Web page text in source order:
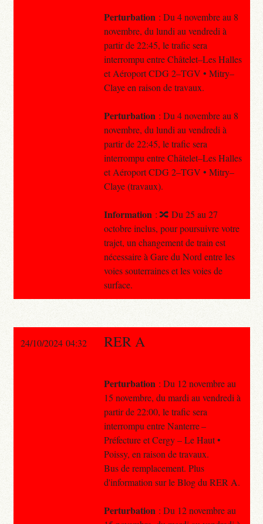
Perturbation : Du 4 novembre au 8
novembre, du lundi au vendredi à
partir de 22:45, le trafic sera
interrompu entre Châtelet–Les Halles
et Aéroport CDG 2–TGV • Mitry–
Claye en raison de travaux.
Perturbation : Du 4 novembre au 8
novembre, du lundi au vendredi à
partir de 22:45, le trafic sera
interrompu entre Châtelet–Les Halles
et Aéroport CDG 2–TGV • Mitry–
Claye (travaux).
Information : 🔀 Du 25 au 27
octobre inclus, pour poursuivre votre
trajet, un changement de train est
nécessaire à Gare du Nord entre les
voies souterraines et les voies de
surface.
24/10/2024 04:32 RER A
Perturbation : Du 12 novembre au
15 novembre, du mardi au vendredi à
partir de 22:00, le trafic sera
interrompu entre Nanterre –
Préfecture et Cergy – Le Haut •
Poissy, en raison de travaux.
Bus de remplacement. Plus
d'information sur le Blog du RER A.
Perturbation : Du 12 novembre au